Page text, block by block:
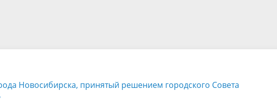
решений
фактах коррупции
выделяемых бюджетных средств
Новосибирска, принятый решением городского Совета